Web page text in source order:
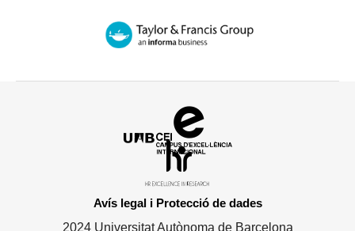
d'Excel·lència
Research
-
Avís legal i Protecció de dades
2024 Universitat Autònoma de Barcelona